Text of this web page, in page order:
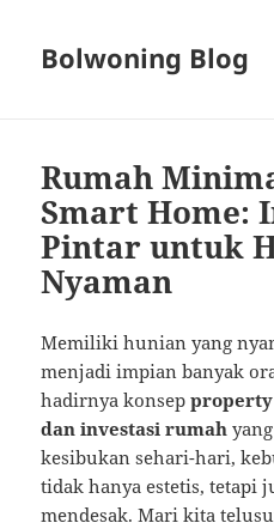
Bolwoning Blog
Rumah
Smart Home:
Pintar untuk
Nyaman
Memiliki hunian yang
menjadi impian banyak
hadirnya konsep
dan investasi rumah
kesibukan sehari-hari,
tidak hanya estetis, tetapi
mendesak. Mari kita